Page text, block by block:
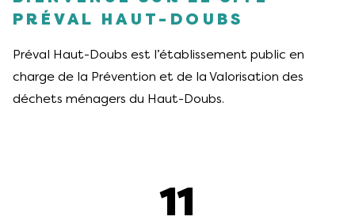
PRÉVAL HAUT-DOUBS
Préval Haut-Doubs est l’établissement public en
charge de la Prévention et de la Valorisation des
déchets ménagers du Haut-Doubs.
11